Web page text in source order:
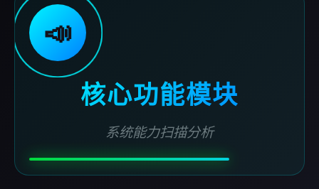
📣
核心功能模块
系统能力扫描分析